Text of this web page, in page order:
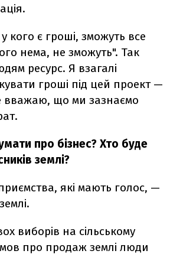
кого є гроші, зможуть все
нема, не зможуть". Так
ресурс. Я взагалі
гроші під цей проект —
вважаю, що ми зазнаємо
про бізнес? Хто буде
землі?
які мають голос, —
виборів на сільському
про продаж землі люди